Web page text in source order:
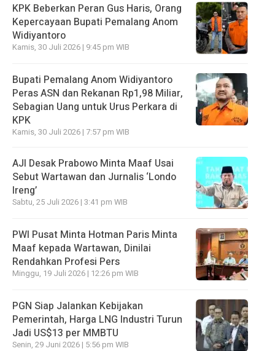
KPK Beberkan Peran Gus Haris, Orang
Kepercayaan Bupati Pemalang Anom
Widiyantoro
Kamis, 30 Juli 2026 | 9:45 pm WIB
Bupati Pemalang Anom Widiyantoro
Peras ASN dan Rekanan Rp1,98 Miliar,
Sebagian Uang untuk Urus Perkara di
KPK
Kamis, 30 Juli 2026 | 7:57 pm WIB
AJI Desak Prabowo Minta Maaf Usai
Sebut Wartawan dan Jurnalis ‘Londo
Ireng’
Sabtu, 25 Juli 2026 | 3:41 pm WIB
PWI Pusat Minta Hotman Paris Minta
Maaf kepada Wartawan, Dinilai
Rendahkan Profesi Pers
Minggu, 19 Juli 2026 | 12:26 pm WIB
PGN Siap Jalankan Kebijakan
Pemerintah, Harga LNG Industri Turun
Jadi US$13 per MMBTU
Senin, 29 Juni 2026 | 5:56 pm WIB